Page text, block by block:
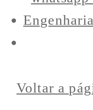
Voltar a